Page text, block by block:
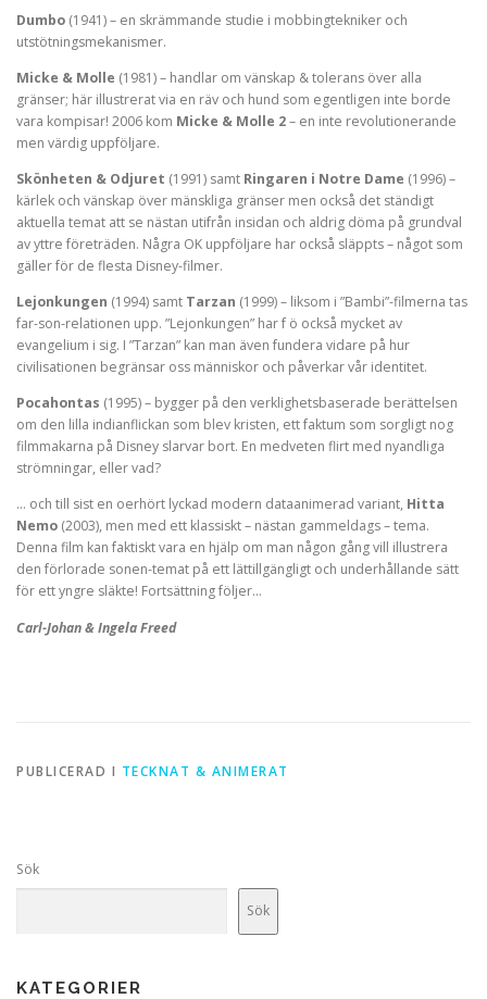
Dumbo (1941) – en skrämmande studie i mobbingtekniker och
utstötningsmekanismer.
Micke & Molle (1981) – handlar om vänskap & tolerans över alla
gränser; här illustrerat via en räv och hund som egentligen inte borde
vara kompisar! 2006 kom Micke & Molle 2– en inte revolutionerande
men värdig uppföljare.
Skönheten & Odjuret (1991) samt Ringaren i Notre Dame (1996) –
kärlek och vänskap över mänskliga gränser men också det ständigt
aktuella temat att se nästan utifrån insidan och aldrig döma på grundval
av yttre företräden. Några OK uppföljare har också släppts – något som
gäller för de flesta Disney-filmer.
Lejonkungen (1994) samt Tarzan (1999) – liksom i ”Bambi”-filmerna tas
far-son-relationen upp. ”Lejonkungen” har f ö också mycket av
evangelium i sig. I ”Tarzan” kan man även fundera vidare på hur
civilisationen begränsar oss människor och påverkar vår identitet.
Pocahontas (1995) – bygger på den verklighetsbaserade berättelsen
om den lilla indianflickan som blev kristen, ett faktum som sorgligt nog
filmmakarna på Disney slarvar bort. En medveten flirt med nyandliga
strömningar, eller vad?
… och till sist en oerhört lyckad modern dataanimerad variant, Hitta
Nemo (2003), men med ett klassiskt – nästan gammeldags – tema.
Denna film kan faktiskt vara en hjälp om man någon gång vill illustrera
den förlorade sonen-temat på ett lättillgängligt och underhållande sätt
för ett yngre släkte! Fortsättning följer…
Carl-Johan & Ingela Freed
PUBLICERAD I TECKNAT & ANIMERAT
Sök
Sök
KATEGORIER